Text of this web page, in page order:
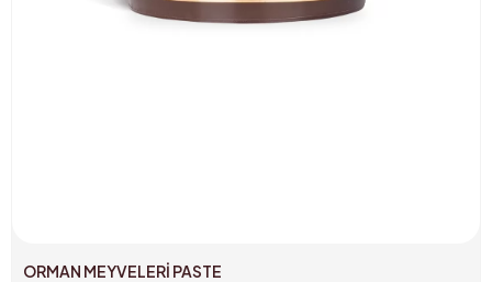
ORMAN MEYVELERİ PASTE